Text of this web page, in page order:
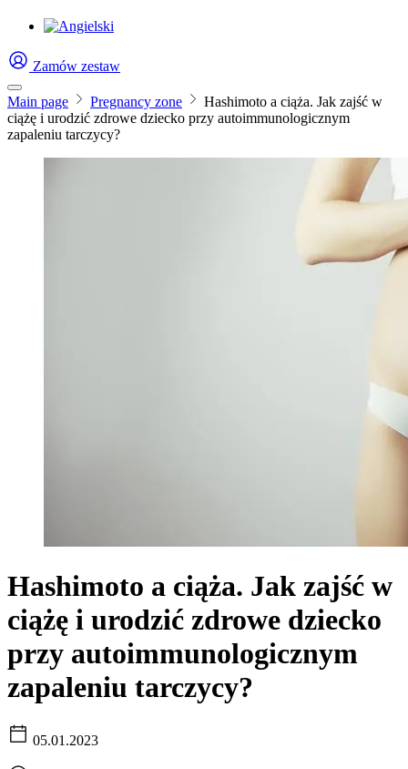
Zamów zestaw
Main page Pregnancy zone
Hashimoto a ciąża. Jak zajść w
ciążę i urodzić zdrowe dziecko przy autoimmunologicznym
zapaleniu tarczycy?
Hashimoto a ciąża. Jak zajść w
ciążę i urodzić zdrowe dziecko
przy autoimmunologicznym
zapaleniu tarczycy?
05.01.2023